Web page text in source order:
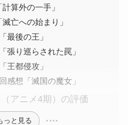
算外の一手」
亡への始まり」
最後の王」
張り巡らされた罠」
王都侵攻」
感想「滅国の魔女」
アニメ4期）の評価
っと見る